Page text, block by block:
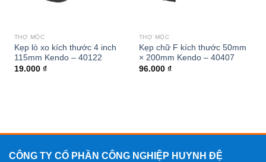
THỢ MỘC
Kẹp lò xo kích thước 4 inch
115mm Kendo – 40122
19.000 ₫
THỢ MỘC
Kẹp chữ F kích thước 50mm
× 200mm Kendo – 40407
96.000 ₫
CÔNG TY CỔ PHẦN CÔNG NGHIỆP HUYNH ĐỆ